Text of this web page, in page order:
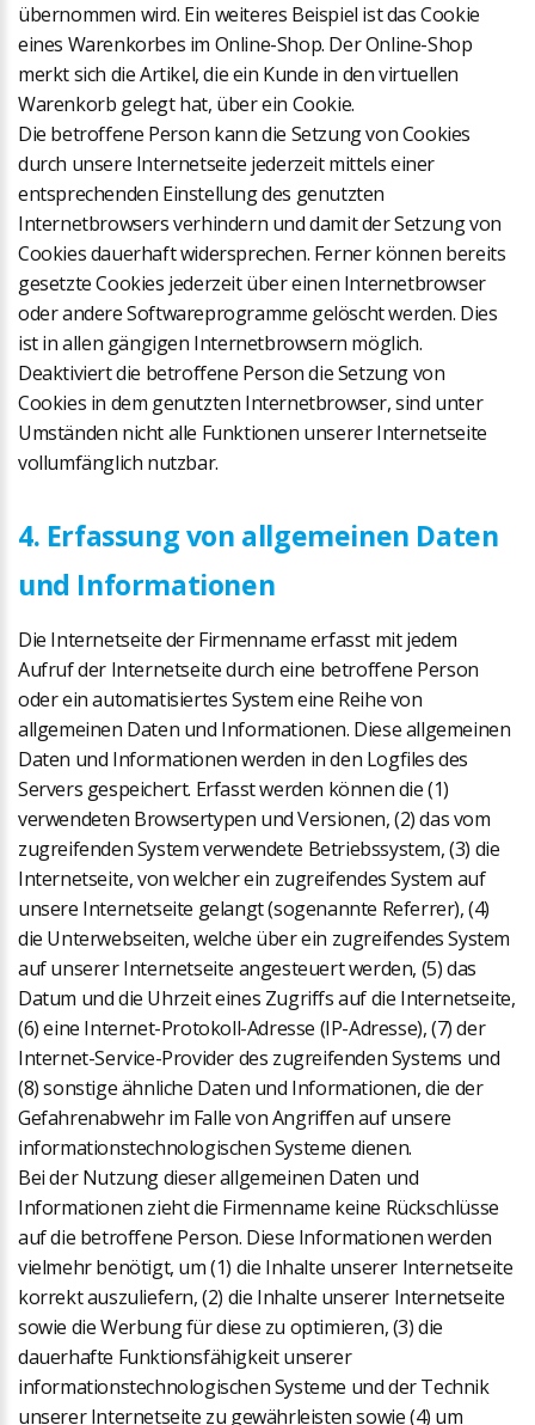
übernommen wird. Ein weiteres Beispiel ist das Cookie
eines Warenkorbes im Online-Shop. Der Online-Shop
merkt sich die Artikel, die ein Kunde in den virtuellen
Warenkorb gelegt hat, über ein Cookie.
Die betroffene Person kann die Setzung von Cookies
durch unsere Internetseite jederzeit mittels einer
entsprechenden Einstellung des genutzten
Internetbrowsers verhindern und damit der Setzung von
Cookies dauerhaft widersprechen. Ferner können bereits
gesetzte Cookies jederzeit über einen Internetbrowser
oder andere Softwareprogramme gelöscht werden. Dies
ist in allen gängigen Internetbrowsern möglich.
Deaktiviert die betroffene Person die Setzung von
Cookies in dem genutzten Internetbrowser, sind unter
Umständen nicht alle Funktionen unserer Internetseite
vollumfänglich nutzbar.
4. Erfassung von allgemeinen Daten
und Informationen
Die Internetseite der Firmenname erfasst mit jedem
Aufruf der Internetseite durch eine betroffene Person
oder ein automatisiertes System eine Reihe von
allgemeinen Daten und Informationen. Diese allgemeinen
Daten und Informationen werden in den Logfiles des
Servers gespeichert. Erfasst werden können die (1)
verwendeten Browsertypen und Versionen, (2) das vom
zugreifenden System verwendete Betriebssystem, (3) die
Internetseite, von welcher ein zugreifendes System auf
unsere Internetseite gelangt (sogenannte Referrer), (4)
die Unterwebseiten, welche über ein zugreifendes System
auf unserer Internetseite angesteuert werden, (5) das
Datum und die Uhrzeit eines Zugriffs auf die Internetseite,
(6) eine Internet-Protokoll-Adresse (IP-Adresse), (7) der
Internet-Service-Provider des zugreifenden Systems und
(8) sonstige ähnliche Daten und Informationen, die der
Gefahrenabwehr im Falle von Angriffen auf unsere
informationstechnologischen Systeme dienen.
Bei der Nutzung dieser allgemeinen Daten und
Informationen zieht die Firmenname keine Rückschlüsse
auf die betroffene Person. Diese Informationen werden
vielmehr benötigt, um (1) die Inhalte unserer Internetseite
korrekt auszuliefern, (2) die Inhalte unserer Internetseite
sowie die Werbung für diese zu optimieren, (3) die
dauerhafte Funktionsfähigkeit unserer
informationstechnologischen Systeme und der Technik
unserer Internetseite zu gewährleisten sowie (4) um